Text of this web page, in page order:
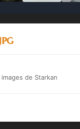
de Starkan